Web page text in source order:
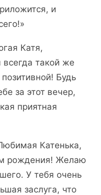
и
Катя,
такой же
Будь
за этот вечер,
приятная
Катенька,
рождения! Желаю
У тебя очень
заслуга, что